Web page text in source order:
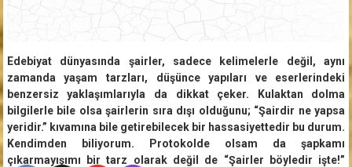
Edebiyat dünyasında şairler, sadece kelimelerle değil, aynı
zamanda yaşam tarzları, düşünce yapıları ve eserlerindeki
benzersiz yaklaşımlarıyla da dikkat çeker. Kulaktan dolma
bilgilerle bile olsa şairlerin sıra dışı olduğunu; “Şairdir ne yapsa
yeridir.” kıvamına bile getirebilecek bir hassasiyettedir bu durum.
Kendimden biliyorum. Protokolde olsam da şapkamı
çıkarmayışımı bir tarz olarak değil de “Şairler böyledir işte!”